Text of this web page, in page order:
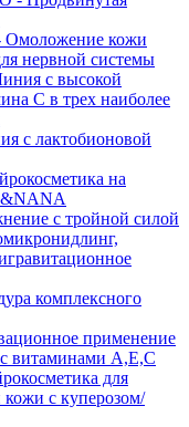
кожи
нервной системы
с высокой
C в трех наиболее
с лактобионовой
на
с тройной силой
комплексного
применение
с витаминами A,Е,С
для
кожи с куперозом/